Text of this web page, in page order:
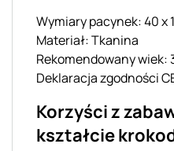
Wymiary pacynek: 40 x
Materiał: Tkanina
Rekomendowany wiek:
Deklaracja zgodności
Korzyści z
kształcie